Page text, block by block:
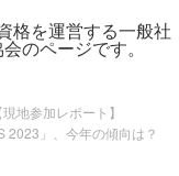
格を運営する一般社
のページです。
現地参加レポート】
2023」、今年の傾向は？